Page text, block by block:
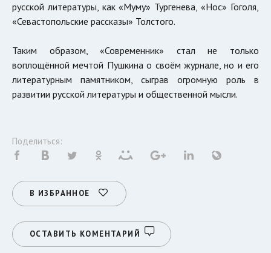
русской литературы, как «Муму» Тургенева, «Нос» Гоголя,
«Севастопольские рассказы» Толстого.
Таким образом, «Современник» стал не только
воплощённой мечтой Пушкина о своём журнале, но и его
литературным памятником, сыграв огромную роль в
развитии русской литературы и общественной мысли.
Поделиться:
В ИЗБРАННОЕ
ОСТАВИТЬ КОМЕНТАРИЙ